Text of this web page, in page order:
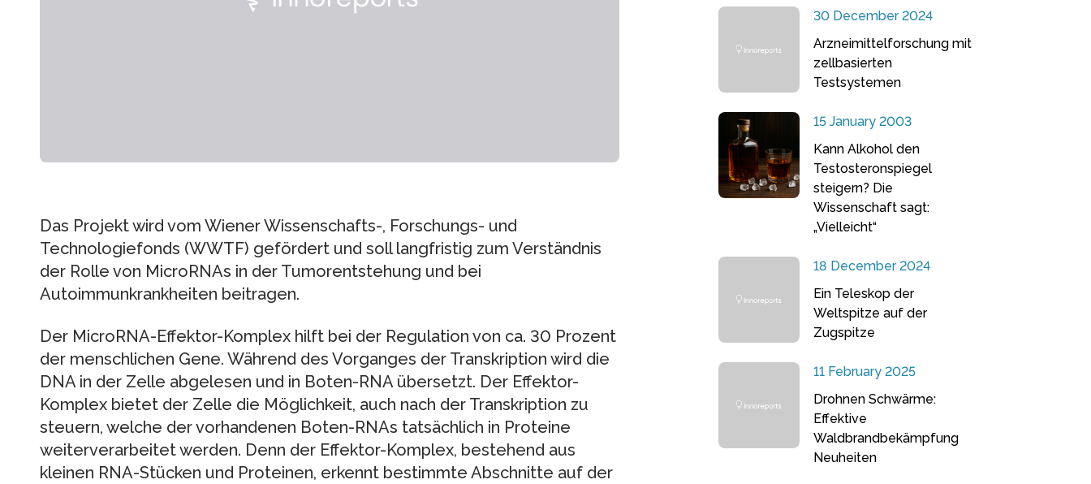
Das Projekt wird vom Wiener Wissenschafts-, Forschungs- und
Technologiefonds (WWTF) gefördert und soll langfristig zum Verständnis
der Rolle von MicroRNAs in der Tumorentstehung und bei
Autoimmunkrankheiten beitragen.
Der MicroRNA-Effektor-Komplex hilft bei der Regulation von ca. 30 Prozent
der menschlichen Gene. Während des Vorganges der Transkription wird die
DNA in der Zelle abgelesen und in Boten-RNA übersetzt. Der Effektor-
Komplex bietet der Zelle die Möglichkeit, auch nach der Transkription zu
steuern, welche der vorhandenen Boten-RNAs tatsächlich in Proteine
weiterverarbeitet werden. Denn der Effektor-Komplex, bestehend aus
kleinen RNA-Stücken und Proteinen, erkennt bestimmte Abschnitte auf der
30 December 2024
Arzneimittelforschung mit
zellbasierten
Testsystemen
15 January 2003
Kann Alkohol den
Testosteronspiegel
steigern? Die
Wissenschaft sagt:
„Vielleicht“
18 December 2024
Ein Teleskop der
Weltspitze auf der
Zugspitze
11 February 2025
Drohnen Schwärme:
Effektive
Waldbrandbekämpfung
Neuheiten